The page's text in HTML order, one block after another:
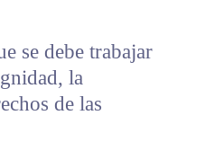
se debe trabajar
la
de las